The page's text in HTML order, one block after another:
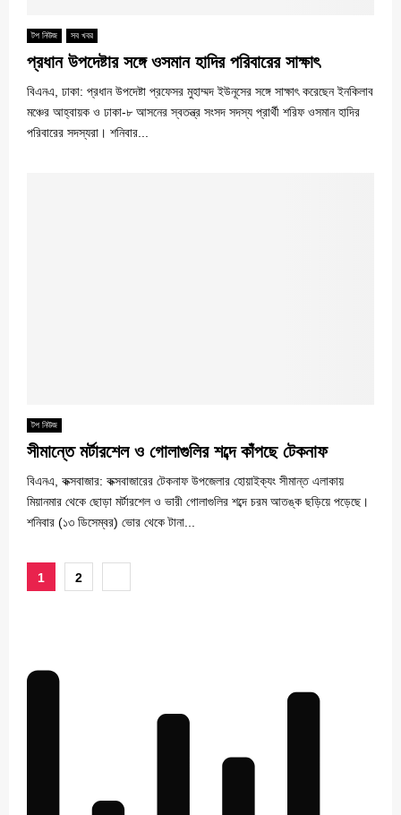
টপ নিউজ সব খবর
প্রধান উপদেষ্টার সঙ্গে ওসমান হাদির পরিবারের সাক্ষাৎ
বিএনএ, ঢাকা: প্রধান উপদেষ্টা প্রফেসর মুহাম্মদ ইউনূসের সঙ্গে সাক্ষাৎ করেছেন ইনকিলাব
মঞ্চের আহ্বায়ক ও ঢাকা-৮ আসনের স্বতন্ত্র সংসদ সদস্য প্রার্থী শরিফ ওসমান হাদির
পরিবারের সদস্যরা। শনিবার...
টপ নিউজ
সীমান্তে মর্টারশেল ও গোলাগুলির শব্দে কাঁপছে টেকনাফ
বিএনএ, কক্সবাজার: কক্সবাজারের টেকনাফ উপজেলার হোয়াইক্যং সীমান্ত এলাকায়
মিয়ানমার থেকে ছোড়া মর্টারশেল ও ভারী গোলাগুলির শব্দে চরম আতঙ্ক ছড়িয়ে পড়েছে।
শনিবার (১৩ ডিসেম্বর) ভোর থেকে টানা...
Posts
1 2